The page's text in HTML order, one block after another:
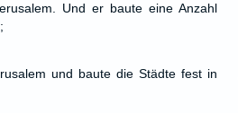
Und er baute eine Anzahl
und baute die Städte fest in